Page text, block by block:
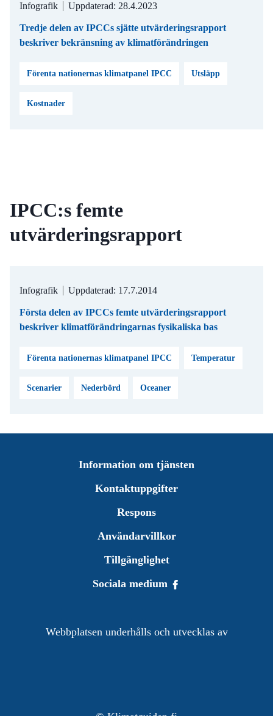
Infografik Uppdaterad: 28.4.2023
Tredje delen av IPCCs sjätte utvärderingsrapport
beskriver bekränsning av klimatförändringen
Förenta nationernas klimatpanel IPCC Utsläpp
Kostnader
IPCC:s femte
utvärderingsrapport
Infografik Uppdaterad: 17.7.2014
Första delen av IPCCs femte utvärderingsrapport
beskriver klimatförändringarnas fysikaliska bas
Förenta nationernas klimatpanel IPCC Temperatur
Scenarier Nederbörd Oceaner
Information om tjänsten
Kontaktuppgifter
Respons
Användarvillkor
Tillgänglighet
Sociala medium
Webbplatsen underhålls och utvecklas av